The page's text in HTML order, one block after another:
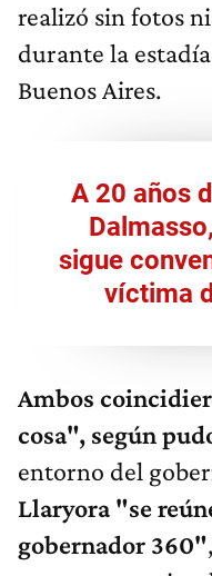
realizó sin fotos
durante la
Buenos Aires.
A 20 años
sigue
víctima
Ambos
cosa", según
entorno del
Llaryora "se
gobernador 360"